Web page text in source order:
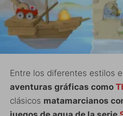
Entre los diferentes estilos
aventuras gráficas como
clásicos matamarcianos